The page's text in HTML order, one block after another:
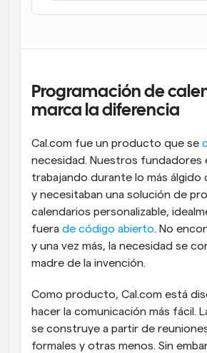
Programación potenciadda
impulsadas por IA
Mantente al día con las últimas
actualizaciones
Reúnete con clientes en minutos
Enlaces de Grupo Dinámico
Reserva reuniones de forma fluida
Webhooks
Recibe notificaciones cuando
Programación de
marca la diferencia
Cal.com fue un producto que se
necesidad. Nuestros fundadores
trabajando durante lo más álgido
y necesitaban una solución de
calendarios personalizable,
fuera de código abierto. No
y una vez más, la necesidad se
madre de la invención.
Como producto, Cal.com está
hacer la comunicación más fácil.
se construye a partir de
formales y otras menos. Sin